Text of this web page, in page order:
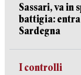
Sassari, va in
battigia: entra
Sardegna
I controlli